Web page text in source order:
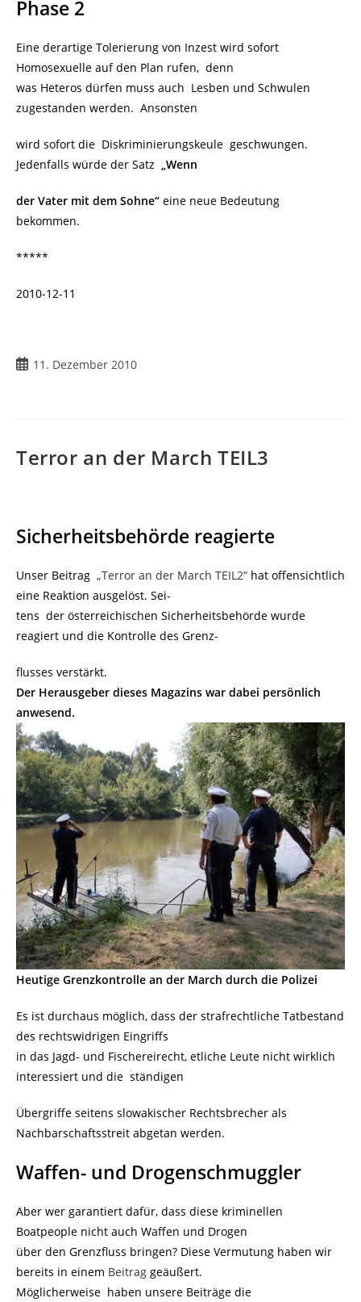
Phase 2
Eine derartige Tolerierung von Inzest wird sofort
Homosexuelle auf den Plan rufen, denn
was Heteros dürfen muss auch Lesben und Schwulen
zugestanden werden. Ansonsten
wird sofort die Diskriminierungskeule geschwungen.
Jedenfalls würde der Satz „Wenn
der Vater mit dem Sohne“ eine neue Bedeutung
bekommen.
*****
2010-12-11
Beitrag11. Dezember 2010
Terror an der March TEIL3
Sicherheitsbehörde reagierte
Unser Beitrag „Terror an der March TEIL2“ hat offensichtlich
eine Reaktion ausgelöst. Sei-
tens der österreichischen Sicherheitsbehörde wurde
reagiert und die Kontrolle des Grenz-
flusses verstärkt.
Der Herausgeber dieses Magazins war dabei persönlich
anwesend.
Heutige Grenzkontrolle an der March durch die Polizei
Es ist durchaus möglich, dass der strafrechtliche Tatbestand
des rechtswidrigen Eingriffs
in das Jagd- und Fischereirecht, etliche Leute nicht wirklich
interessiert und die ständigen
Übergriffe seitens slowakischer Rechtsbrecher als
Nachbarschaftsstreit abgetan werden.
Waffen- und Drogenschmuggler
Aber wer garantiert dafür, dass diese kriminellen
Boatpeople nicht auch Waffen und Drogen
über den Grenzfluss bringen? Diese Vermutung haben wir
bereits in einem Beitrag geäußert.
Möglicherweise haben unsere Beiträge die